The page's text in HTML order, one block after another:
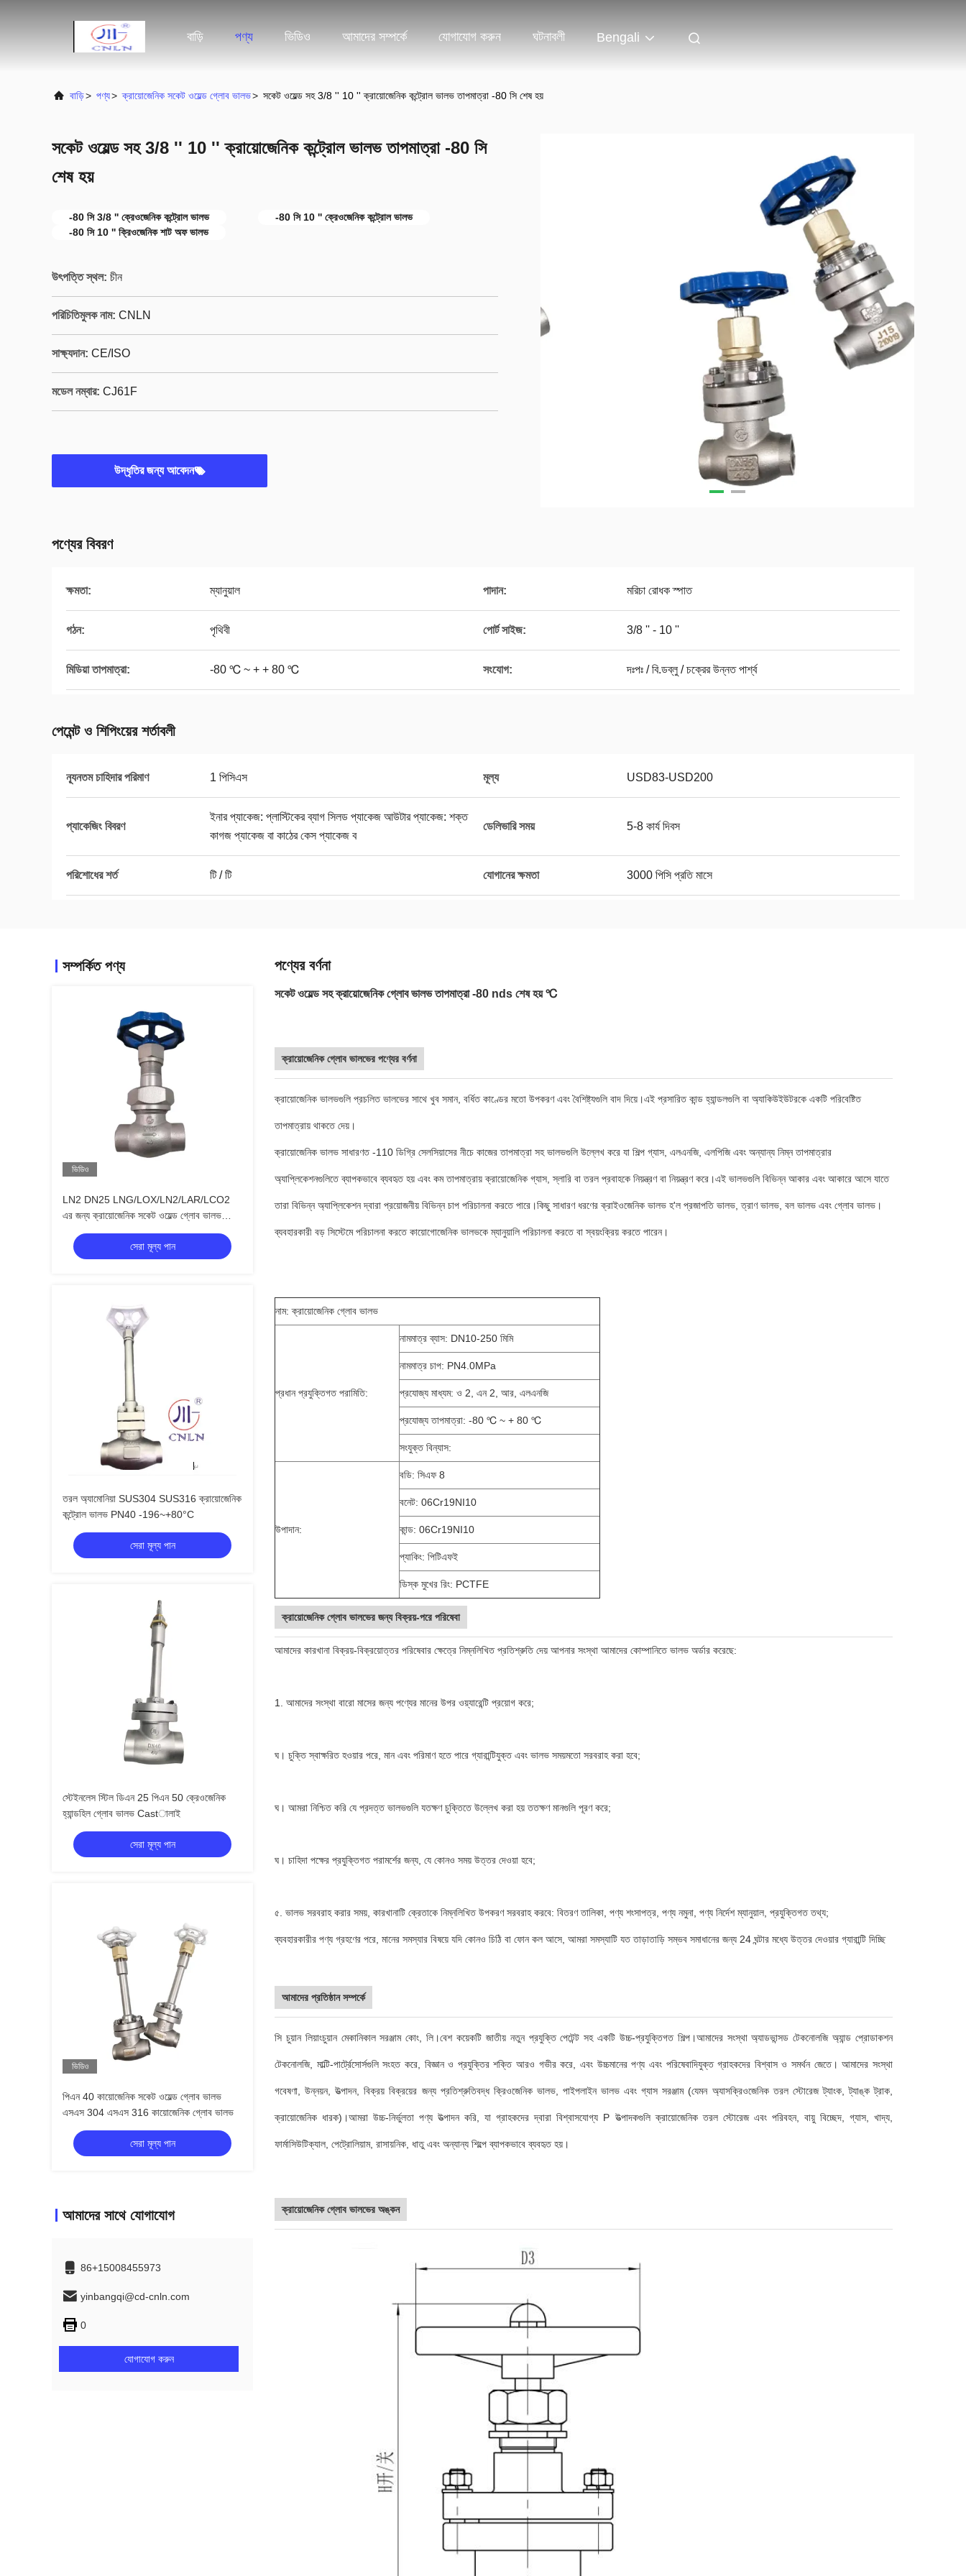
বাড়ি পণ্য ভিডিও আমাদের সম্পর্কে যোগাযোগ করুন ঘটনাবলী Bengali
বাড়ি> পণ্য> ক্রায়োজেনিক সকেট ওয়েল্ড গ্লোব ভালভ> সকেট ওয়েল্ড সহ 3/8 '' 10 '' ক্রায়োজেনিক কন্ট্রোল ভালভ তাপমাত্রা -80 সি শেষ হয়
সকেট ওয়েল্ড সহ 3/8 '' 10 '' ক্রায়োজেনিক কন্ট্রোল ভালভ তাপমাত্রা -80 সি
শেষ হয়
-80 সি 3/8 '' ক্রেওজেনিক কন্ট্রোল ভালভ
-80 সি 10 '' ক্রেওজেনিক কন্ট্রোল ভালভ
-80 সি 10 '' ক্রিওজেনিক শাট অফ ভালভ
উৎপত্তি স্থল: চীন
পরিচিতিমুলক নাম: CNLN
সাক্ষ্যদান: CE/ISO
মডেল নম্বার: CJ61F
উদ্ধৃতির জন্য আবেদন
পণ্যের বিবরণ
ক্ষমতা: ম্যানুয়াল পাদান: মরিচা রোধক স্পাত
গঠন: পৃথিবী পোর্ট সাইজ: 3/8 '' - 10 ''
মিডিয়া তাপমাত্রা: -80 ℃ ~ + + 80 ℃ সংযোগ: দঃপঃ / বি.ডব্লু / চক্রের উন্নত পার্শ্ব
পেমেন্ট ও শিপিংয়ের শর্তাবলী
ন্যূনতম চাহিদার পরিমাণ 1 পিসিএস মূল্য USD83-USD200
প্যাকেজিং বিবরণ
ইনার প্যাকেজ: প্লাস্টিকের ব্যাগ সিলড প্যাকেজ আউটার প্যাকেজ: শক্ত
কাগজ প্যাকেজ বা কাঠের কেস প্যাকেজ ব
ডেলিভারি সময় 5-8 কার্য দিবস
পরিশোধের শর্ত টি / টি যোগানের ক্ষমতা 3000 পিসি প্রতি মাসে
সম্পর্কিত পণ্য
ভিডিও
LN2 DN25 LNG/LOX/LN2/LAR/LCO2
এর জন্য ক্রায়োজেনিক সকেট ওয়েল্ড গ্লোব ভালভ
DJ61F-40P
সেরা মূল্য পান
তরল অ্যামোনিয়া SUS304 SUS316 ক্রায়োজেনিক
কন্ট্রোল ভালভ PN40 -196~+80°C
সেরা মূল্য পান
স্টেইনলেস স্টিল ডিএন 25 পিএন 50 ক্রেওজেনিক
হ্যান্ডহিল গ্লোব ভালভ Castালাই
সেরা মূল্য পান
ভিডিও
পিএন 40 কায়োজেনিক সকেট ওয়েল্ড গ্লোব ভালভ
এসএস 304 এসএস 316 কায়োজেনিক গ্লোব ভালভ
সেরা মূল্য পান
আমাদের সাথে যোগাযোগ
86+15008455973
yinbangqi@cd-cnln.com
0
যোগাযোগ করুন
পণ্যের বর্ণনা
সকেট ওয়েল্ড সহ ক্রায়োজেনিক গ্লোব ভালভ তাপমাত্রা -80 nds শেষ হয় ℃
ক্রায়োজেনিক গ্লোব ভালভের পণ্যের বর্ণনা
ক্রায়োজেনিক ভালভগুলি প্রচলিত ভালভের সাথে খুব সমান, বর্ধিত কাণ্ডের মতো উপকরণ এবং বৈশিষ্ট্যগুলি বাদ দিয়ে।এই প্রসারিত কান্ড হ্যান্ডলগুলি বা অ্যাকিউইউটরকে একটি পরিবেষ্টিত
তাপমাত্রায় থাকতে দেয়।
ক্রায়োজেনিক ভালভ সাধারণত -110 ডিগ্রি সেলসিয়াসের নীচে কাজের তাপমাত্রা সহ ভালভগুলি উল্লেখ করে যা শিল্প গ্যাস, এলএনজি, এলপিজি এবং অন্যান্য নিম্ন তাপমাত্রার
অ্যাপ্লিকেশনগুলিতে ব্যাপকভাবে ব্যবহৃত হয় এবং কম তাপমাত্রায় ক্রায়োজেনিক গ্যাস, স্লারি বা তরল প্রবাহকে নিয়ন্ত্রণ বা নিয়ন্ত্রণ করে।এই ভালভগুলি বিভিন্ন আকার এবং আকারে আসে যাতে
তারা বিভিন্ন অ্যাপ্লিকেশন দ্বারা প্রয়োজনীয় বিভিন্ন চাপ পরিচালনা করতে পারে।কিছু সাধারণ ধরণের ক্রাইওজেনিক ভালভ হ'ল প্রজাপতি ভালভ, ত্রাণ ভালভ, বল ভালভ এবং গ্লোব ভালভ।
ব্যবহারকারী বড় সিস্টেমে পরিচালনা করতে কায়োগোজেনিক ভালভকে ম্যানুয়ালি পরিচালনা করতে বা স্বয়ংক্রিয় করতে পারেন।
নাম: ক্রায়োজেনিক গ্লোব ভালভ
প্রধান প্রযুক্তিগত পরামিতি:
নামমাত্র ব্যাস: DN10-250 মিমি
নামমাত্র চাপ: PN4.0MPa
প্রযোজ্য মাধ্যম: ও 2, এন 2, আর, এলএনজি
প্রযোজ্য তাপমাত্রা: -80 ℃ ~ + 80 ℃
সংযুক্ত বিন্যাস:
উপাদান:
বডি: সিএফ 8
বনেট: 06Cr19NI10
কান্ড: 06Cr19NI10
প্যাকিং: পিটিএফই
ডিস্ক মুখের রিং: PCTFE
ক্রায়োজেনিক গ্লোব ভালভের জন্য বিক্রয়-পরে পরিষেবা
আমাদের কারখানা বিক্রয়-বিক্রয়োত্তর পরিষেবার ক্ষেত্রে নিম্নলিখিত প্রতিশ্রুতি দেয় আপনার সংস্থা আমাদের কোম্পানিতে ভালভ অর্ডার করেছে:
1. আমাদের সংস্থা বারো মাসের জন্য পণ্যের মানের উপর ওয়্যারেন্টি প্রয়োগ করে;
ঘ। চুক্তি স্বাক্ষরিত হওয়ার পরে, মান এবং পরিমাণ হতে পারে গ্যারান্টিযুক্তএবং ভালভ সময়মতো সরবরাহ করা হবে;
ঘ। আমরা নিশ্চিত করি যে প্রদত্ত ভালভগুলি যতক্ষণ চুক্তিতে উল্লেখ করা হয় ততক্ষণ মানগুলি পূরণ করে;
ঘ। চাহিদা পক্ষের প্রযুক্তিগত পরামর্শের জন্য, যে কোনও সময় উত্তর দেওয়া হবে;
৫. ভালভ সরবরাহ করার সময়, কারখানাটি ক্রেতাকে নিম্নলিখিত উপকরণ সরবরাহ করবে: বিতরণ তালিকা, পণ্য শংসাপত্র, পণ্য নমুনা, পণ্য নির্দেশ ম্যানুয়াল, প্রযুক্তিগত তথ্য;
ব্যবহারকারীর পণ্য গ্রহণের পরে, মানের সমস্যার বিষয়ে যদি কোনও চিঠি বা ফোন কল আসে, আমরা সমস্যাটি যত তাড়াতাড়ি সম্ভব সমাধানের জন্য 24 ঘন্টার মধ্যে উত্তর দেওয়ার গ্যারান্টি দিচ্ছি
আমাদের প্রতিষ্ঠান সম্পর্কে
সি চুয়ান লিয়াংচুয়ান মেকানিকাল সরঞ্জাম কোং, লি।বেশ কয়েকটি জাতীয় নতুন প্রযুক্তি পেটেন্ট সহ একটি উচ্চ-প্রযুক্তিগত শিল্প।আমাদের সংস্থা অ্যাডভান্সড টেকনোলজি অ্যান্ড প্রোডাকশন
টেকনোলজি, মাল্টি-পার্ট্রেসোর্সগুলি সংহত করে, বিজ্ঞান ও প্রযুক্তির শক্তি আরও গভীর করে, এবং উচ্চমানের পণ্য এবং পরিষেবাদিযুক্ত গ্রাহকদের বিশ্বাস ও সমর্থন জেতে। আমাদের সংস্থা
গবেষণা, উন্নয়ন, উত্পাদন, বিক্রয় বিক্রয়ের জন্য প্রতিশ্রুতিবদ্ধ ক্রিওজেনিক ভালভ, পাইপলাইন ভালভ এবং গ্যাস সরঞ্জাম (যেমন অ্যাসক্রিওজেনিক তরল স্টোরেজ ট্যাংক, ট্যাঙ্ক ট্রাক,
ক্রায়োজেনিক ধারক)।আমরা উচ্চ-নির্ভুলতা পণ্য উত্পাদন করি, যা গ্রাহকদের দ্বারা বিশ্বাসযোগ্য P উত্পাদকগুলি ক্রায়োজেনিক তরল স্টোরেজ এবং পরিবহন, বায়ু বিচ্ছেদ, গ্যাস, খাদ্য,
ফার্মাসিউটিক্যাল, পেট্রোলিয়াম, রাসায়নিক, ধাতু এবং অন্যান্য শিল্পে ব্যাপকভাবে ব্যবহৃত হয়।
ক্রায়োজেনিক গ্লোব ভালভের অঙ্কন